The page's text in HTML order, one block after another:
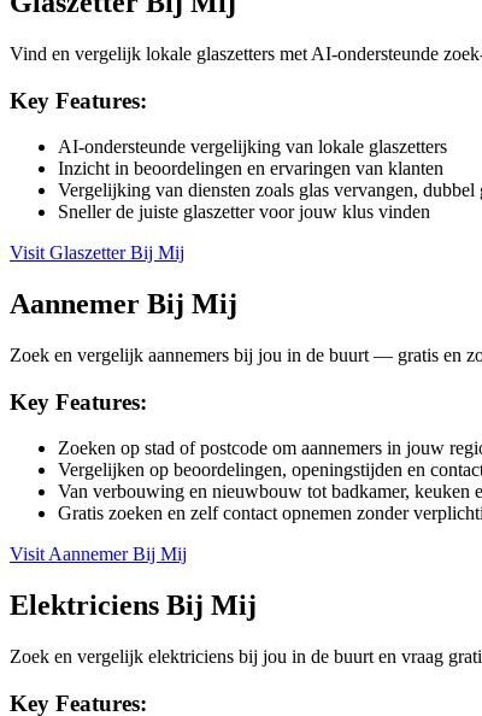
Vind en vergelijk lokale glaszetters met AI-ondersteunde
Key Features:
AI-ondersteunde vergelijking van lokale glaszetters
Inzicht in beoordelingen en ervaringen van klanten
Vergelijking van diensten zoals glas vervangen, dubbel
Sneller de juiste glaszetter voor jouw klus vinden
Visit Glaszetter Bij Mij
Aannemer Bij Mij
Zoek en vergelijk aannemers bij jou in de buurt — gratis en
Key Features:
Zoeken op stad of postcode om aannemers in jouw
Vergelijken op beoordelingen, openingstijden en
Van verbouwing en nieuwbouw tot badkamer, keuken
Gratis zoeken en zelf contact opnemen zonder
VisitAannemer Bij Mij
Elektriciens Bij Mij
Zoek en vergelijk elektriciens bij jou in de buurt en vraag
Key Features: